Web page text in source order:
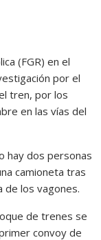
(FGR) en el
por el
tren, por los
en las vías del
hay dos personas
camioneta tras
de los vagones.
de trenes se
convoy de